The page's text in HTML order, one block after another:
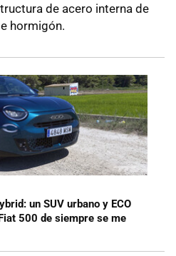
de acero interna de
hormigón.
un SUV urbano y ECO
500 de siempre se me